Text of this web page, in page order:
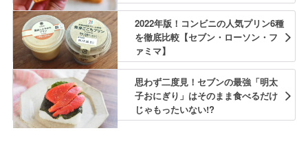
2022年版！コンビニの人気プリン6種
を徹底比較【セブン・ローソン・フ
ァミマ】
思わず二度見！セブンの最強「明太
子おにぎり」はそのまま食べるだけ
じゃもったいない!?